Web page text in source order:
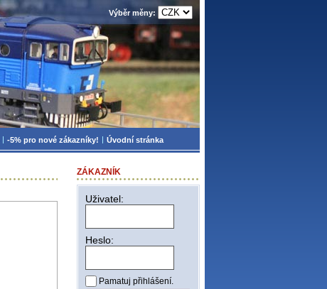
ZÁKAZNÍK
Uživatel:
Heslo:
Pamatuj přihlášení.
Výběr měny:
-5% pro nové zákazníky! Úvodní stránka